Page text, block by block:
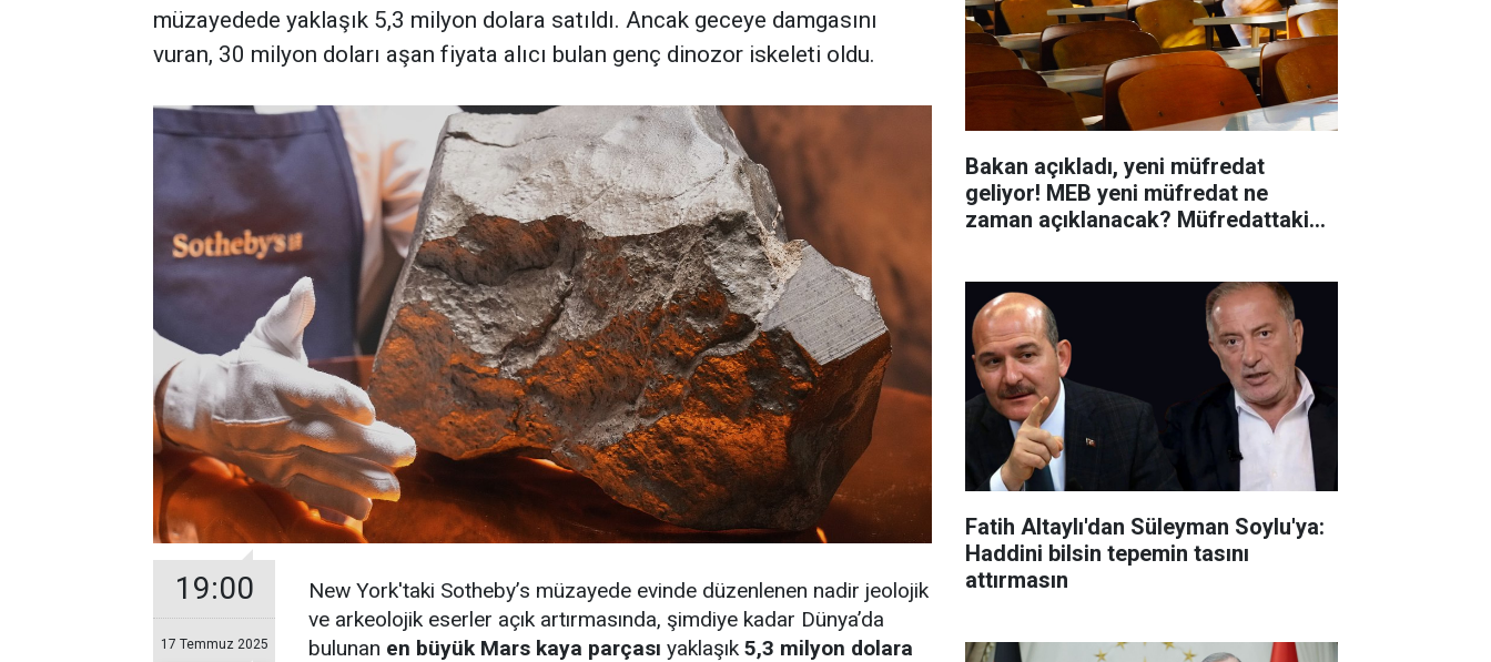
müzayedede yaklaşık 5,3 milyon dolara satıldı. Ancak geceye damgasını
vuran, 30 milyon doları aşan fiyata alıcı bulan genç dinozor iskeleti oldu.
19:00
17 Temmuz 2025
New York'taki Sotheby’s müzayede evinde düzenlenen nadir jeolojik
ve arkeolojik eserler açık artırmasında, şimdiye kadar Dünya’da
bulunan en büyük Mars kaya parçası yaklaşık 5,3 milyon dolara
Bakan açıkladı, yeni müfredat
geliyor! MEB yeni müfredat ne
zaman açıklanacak? Müfredattaki
Fatih Altaylı'dan Süleyman Soylu'ya:
Haddini bilsin tepemin tasını
attırmasın